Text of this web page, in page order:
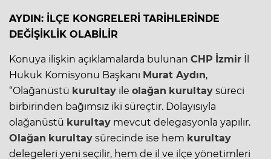
AYDIN: İLÇE KONGRELERİ TARİHLERİNDE
DEĞİŞİKLİK OLABİLİR
Konuya ilişkin açıklamalarda bulunan CHP İzmir İl
Hukuk Komisyonu Başkanı Murat Aydın,
“Olağanüstü kurultay ile olağan kurultay süreci
birbirinden bağımsız iki süreçtir. Dolayısıyla
olağanüstü kurultay mevcut delegasyonla yapılır.
Olağan kurultay sürecinde ise hem kurultay
delegeleri yeni seçilir, hem de il ve ilçe yönetimleri